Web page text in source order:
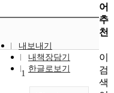
내보내기
내책장담기
한글로보기
1
어
추
천
이
검
색